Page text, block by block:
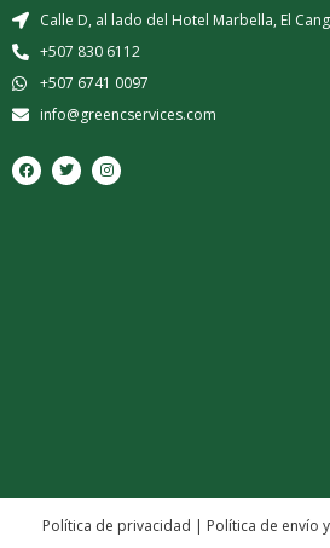
Calle D, al lado del Hotel Marbella, El
+507 830 6112
+507 6741 0097
info@greencservices.com
F
a
c
T
w
i
I
n
s
Política de privacidad | Política de envío